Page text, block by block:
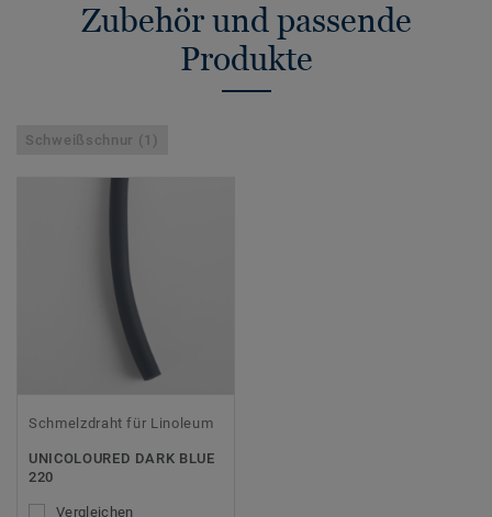
Zubehör und passende
Produkte
Schweißschnur (1)
Schmelzdraht für Linoleum
UNICOLOURED DARK BLUE
220
Vergleichen